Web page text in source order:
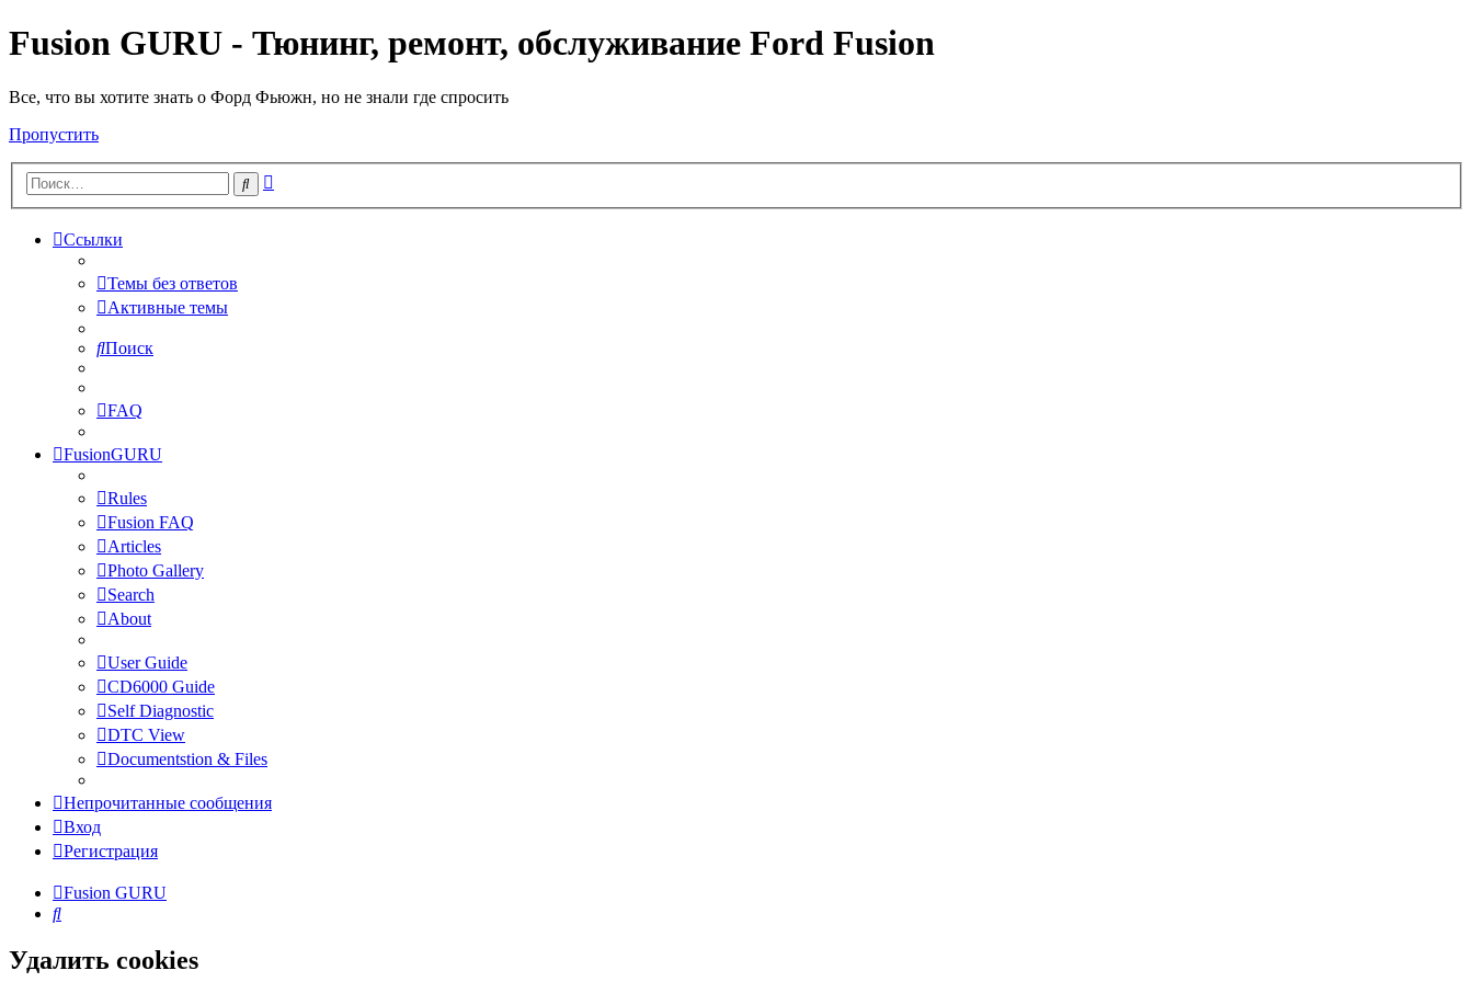
Fusion GURU - Тюнинг, ремонт, обслуживание Ford Fusion
Все, что вы хотите знать о Форд Фьюжн, но не знали где спросить
Пропустить
Поиск
Ссылки
Темы без ответов
Активные темы
Поиск
FAQ
FusionGURU
Rules
Fusion FAQ
Articles
Photo Gallery
Search
About
User Guide
CD6000 Guide
Self Diagnostic
DTC View
Documentstion & Files
Непрочитанные сообщения
Вход
Регистрация
Fusion GURU
Поиск
Удалить cookies